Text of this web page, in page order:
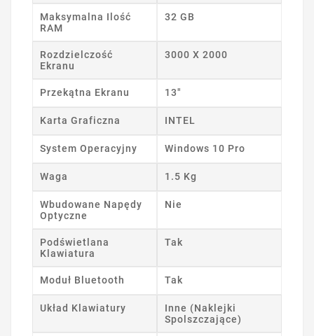
Maksymalna Ilość
RAM
32 GB
Rozdzielczość
Ekranu
3000 X 2000
Przekątna Ekranu 13"
Karta Graficzna INTEL
System Operacyjny Windows 10 Pro
Waga 1.5 Kg
Wbudowane Napędy
Optyczne
Nie
Podświetlana
Klawiatura
Tak
Moduł Bluetooth Tak
Układ Klawiatury
Inne (Naklejki
Spolszczające)